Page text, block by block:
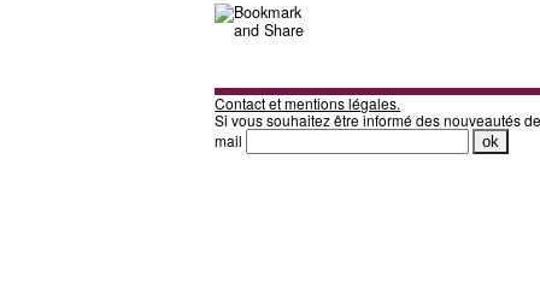
Contact et mentions légales.
Si vous souhaitez être informé des nouveautés
mail